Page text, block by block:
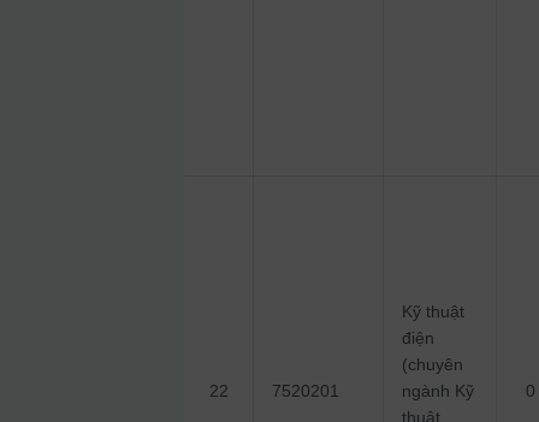
22 7520201
Kỹ thuật
điện
(chuyên
ngành Kỹ
thuật
0